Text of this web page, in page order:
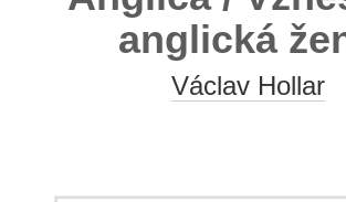
anglická
Václav Hollar